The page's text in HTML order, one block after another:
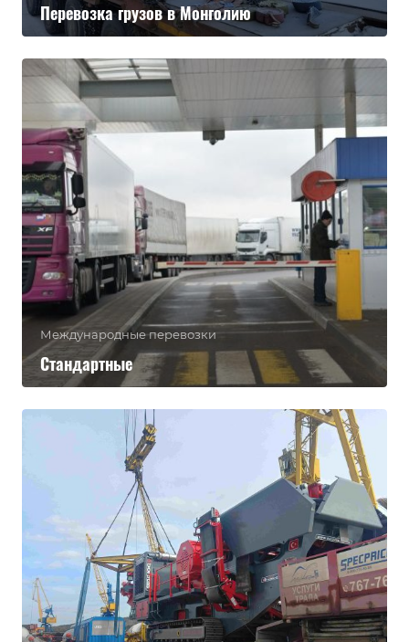
Перевозка грузов в Монголию
Международные перевозки
Стандартные